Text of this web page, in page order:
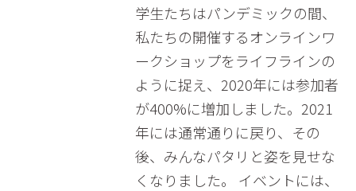
学生たちはパンデミックの間、
私たちの開催するオンラインワ
ークショップをライフラインの
ように捉え、2020年には参加者
が400%に増加しました。2021
年には通常通りに戻り、その
後、みんなパタリと姿を見せな
くなりました。 イベントには、